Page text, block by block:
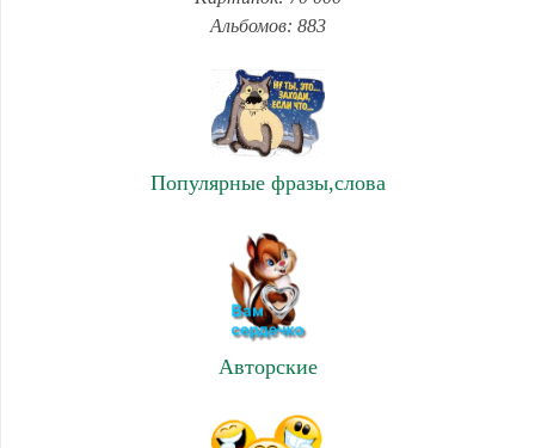
Альбомов: 883
Популярные фразы,слова
Авторские